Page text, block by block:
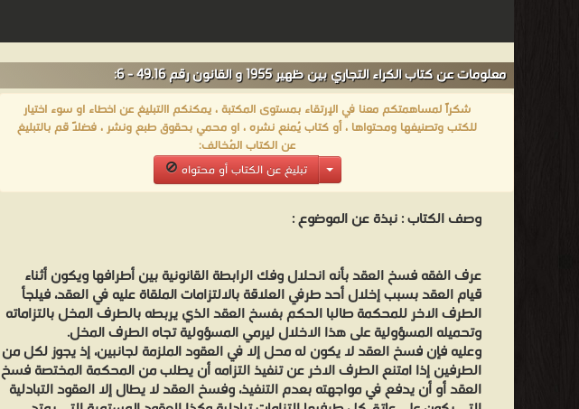
معلومات عن كتاب الكراء التجاري بين ظهير 1955 و القانون رقم 49.16 - 6:
شكراً لمساهمتكم معنا في الإرتقاء بمستوى المكتبة ، يمكنكم االتبليغ عن اخطاء او سوء اختيار
للكتب وتصنيفها ومحتواها ، أو كتاب يُمنع نشره ، او محمي بحقوق طبع ونشر ، فضلاً قم بالتبليغ
عن الكتاب المُخالف:
تبليغ عن الكتاب أو محتواه
وصف الكتاب :نبذة عن الموضوع :
عرف الفقه فسخ العقد بأنه انحلال وفك الرابطة القانونية بين أطرافها ويكون أثناء
قيام العقد بسبب إخلال أحد طرفي العلاقة بالالتزامات الملقاة عليه في العقد، فيلجأ
الطرف الاخر للمحكمة طالبا الحكم بفسخ العقد الذي يربطه بالطرف المخل بالتزاماته
وتحميله المسؤولية على هذا الاخلال ليرمي المسؤولية تجاه الطرف المخل.
وعليه فإن فسخ العقد لا يكون له محل إلا في العقود الملزمة لجانبين، إذ يجوز لكل من
الطرفين إذا امتنع الطرف الاخر عن تنفيذ التزامه أن يطلب من المحكمة المختصة فسخ
العقد أو أن يدفع في مواجهته بعدم التنفيذ، وفسخ العقد لا يطال إلا العقود التبادلية